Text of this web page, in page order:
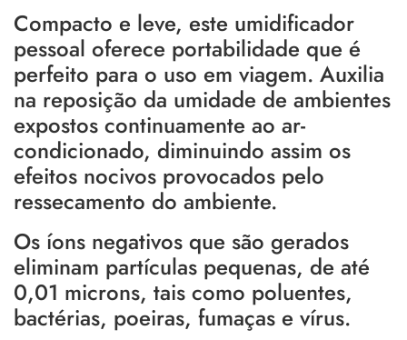
Compacto e leve, este umidificador
pessoal oferece portabilidade que é
perfeito para o uso em viagem. Auxilia
na reposição da umidade de ambientes
expostos continuamente ao ar-
condicionado, diminuindo assim os
efeitos nocivos provocados pelo
ressecamento do ambiente.
Os íons negativos que são gerados
eliminam partículas pequenas, de até
0,01 microns, tais como poluentes,
bactérias, poeiras, fumaças e vírus.